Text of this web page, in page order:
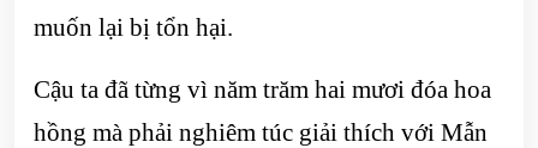
muốn lại bị tổn hại.
Cậu ta đã từng vì năm trăm hai mươi đóa hoa
hồng mà phải nghiêm túc giải thích với Mẫn